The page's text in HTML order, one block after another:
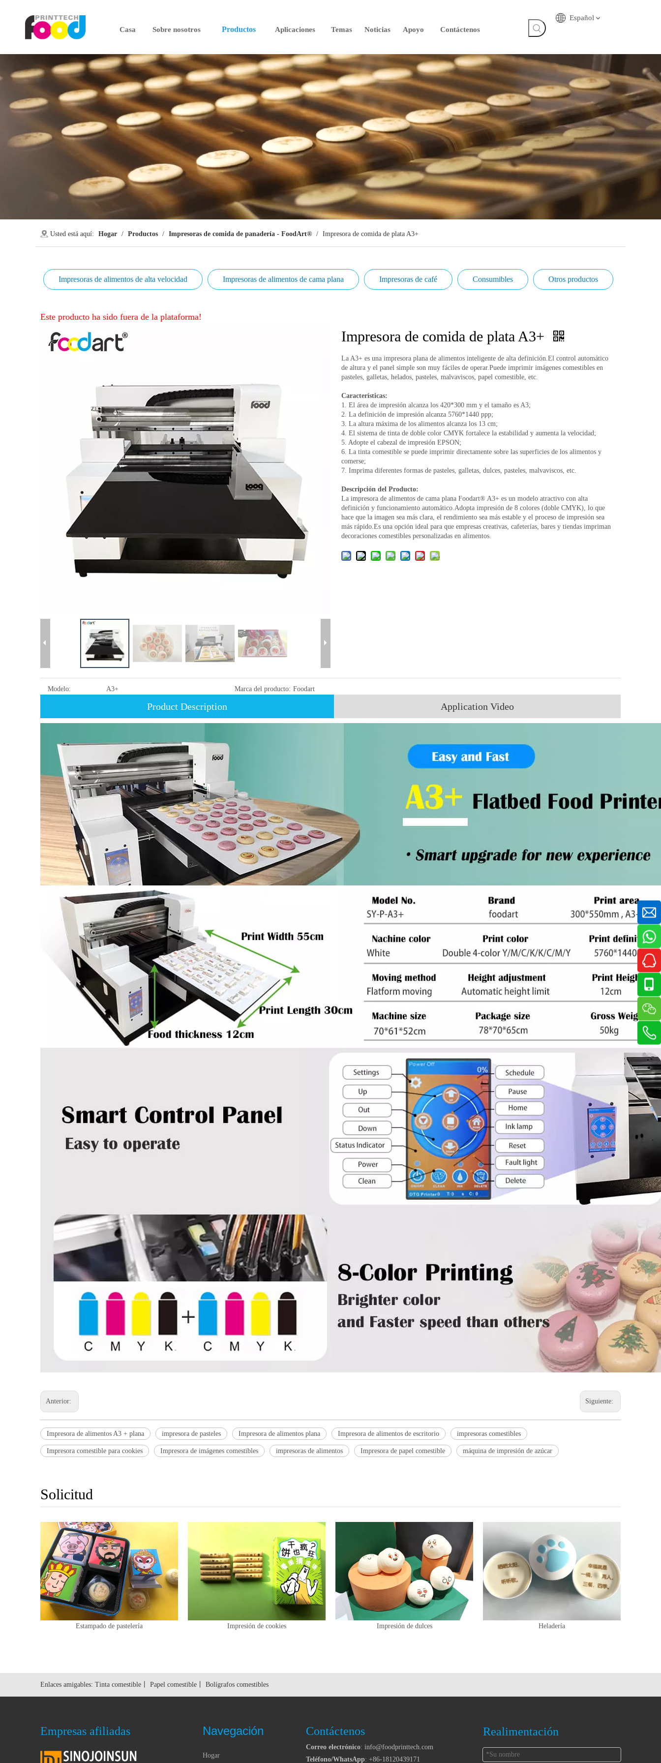
Casa Sobre nosotros Productos Aplicaciones Temas Noticias Apoyo Contáctenos
Español
Usted está aquí: Hogar / Productos / Impresoras de comida de panadería - FoodArt® / Impresora de comida de plata A3+
Impresoras de alimentos de alta velocidad Impresoras de alimentos de cama plana Impresoras de café Consumibles Otros productos
Este producto ha sido fuera de la plataforma!
Impresora de comida de plata A3+
La A3+ es una impresora plana de alimentos inteligente de alta definición.El control automático
de altura y el panel simple son muy fáciles de operar.Puede imprimir imágenes comestibles en
pasteles, galletas, helados, pasteles, malvaviscos, papel comestible, etc.
Características:
1. El área de impresión alcanza los 420*300 mm y el tamaño es A3;
2. La definición de impresión alcanza 5760*1440 ppp;
3. La altura máxima de los alimentos alcanza los 13 cm;
4. El sistema de tinta de doble color CMYK fortalece la estabilidad y aumenta la velocidad;
5. Adopte el cabezal de impresión EPSON;
6. La tinta comestible se puede imprimir directamente sobre las superficies de los alimentos y
comerse;
7. Imprima diferentes formas de pasteles, galletas, dulces, pasteles, malvaviscos, etc.
Descripción del Producto:
La impresora de alimentos de cama plana Foodart® A3+ es un modelo atractivo con alta
definición y funcionamiento automático.Adopta impresión de 8 colores (doble CMYK), lo que
hace que la imagen sea más clara, el rendimiento sea más estable y el proceso de impresión sea
más rápido.Es una opción ideal para que empresas creativas, cafeterías, bares y tiendas impriman
decoraciones comestibles personalizadas en alimentos.
Modelo: A3+ Marca del producto: Foodart
Product Description Application Video
Anterior: Siguiente:
Impresora de alimentos A3 + plana impresora de pasteles Impresora de alimentos plana Impresora de alimentos de escritorio impresoras comestibles
Impresora comestible para cookies Impresora de imágenes comestibles impresoras de alimentos Impresora de papel comestible máquina de impresión de azúcar
Solicitud
Estampado de pastelería Impresión de cookies Impresión de dulces Heladería
Enlaces amigables: Tinta comestible Papel comestible Bolígrafos comestibles
Empresas afiliadas Navegación
Hogar
Contáctenos
Correo electrónico: info@foodprinttech.com
Teléfono/WhatsApp: +86-18120439171
Realimentación